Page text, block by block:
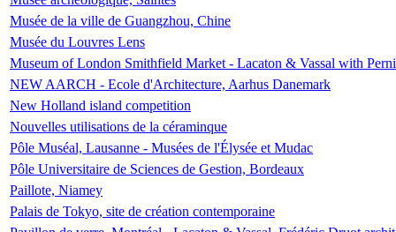
Musée de la ville de Guangzhou, Chine
Musée du Louvres Lens
Museum of London Smithfield Market - Lacaton & Vassal with
NEW AARCH - Ecole d'Architecture, Aarhus Danemark
New Holland island competition
Nouvelles utilisations de la céraminque
Pôle Muséal, Lausanne - Musées de l'Élysée et Mudac
Pôle Universitaire de Sciences de Gestion, Bordeaux
Paillote, Niamey
Palais de Tokyo, site de création contemporaine